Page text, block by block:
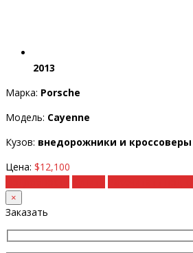
2013
Марка: Porsche
Модель: Cayenne
Кузов: внедорожники и кроссоверы
Цена: $12,100
×
Заказать